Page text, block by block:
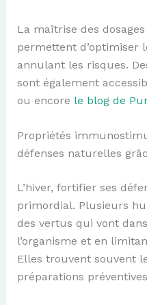
La maîtrise des
permettent d’optimiser
annulant les risques.
sont également
ou encore le blog de
Propriétés
défenses naturelles
L’hiver, fortifier ses
primordial. Plusieurs
des vertus qui vont
l’organisme et en
Elles trouvent souvent
préparations